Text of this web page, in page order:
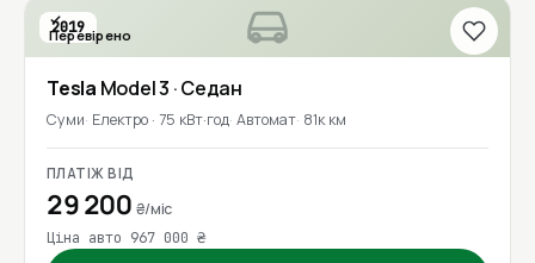
2019
Перевірено
Tesla Model 3 · Седан
Суми Електро · 75 кВт·год Автомат 81к км
ПЛАТІЖ ВІД
29 200 ₴/міс
Ціна авто 967 000 ₴